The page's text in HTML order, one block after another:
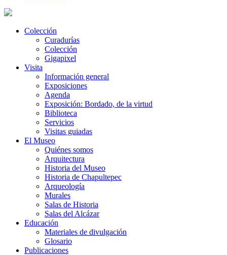
Colección
Curadurías
Colección
Gigapixel
Visita
Información general
Exposiciones
Agenda
Exposición: Bordado, de la virtud
Biblioteca
Servicios
Visitas guiadas
El Museo
Quiénes somos
Arquitectura
Historia del Museo
Historia de Chapultepec
Arqueología
Murales
Salas de Historia
Salas del Alcázar
Educación
Materiales de divulgación
Glosario
Publicaciones